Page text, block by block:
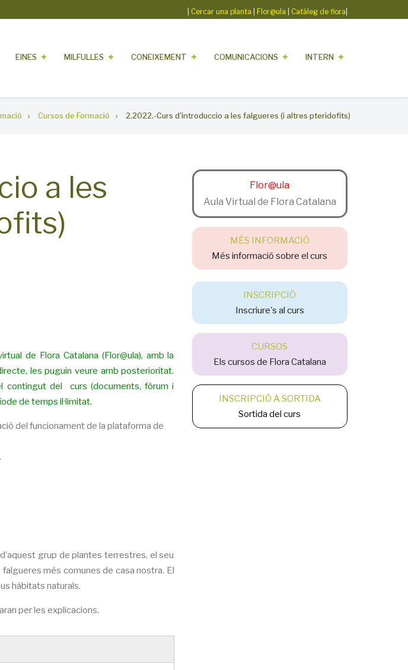
Cercar una planta Flor@ula Catàleg de flora
EINES MILFULLES CONEIXEMENT COMUNICACIONS INTERN
Cursos de Formació 2.2022.-Curs d'introduccio a les falgueres (i altres pteridofits)
a les
de Flora Catalana (Flor@ula), amb la
les puguin veure amb posterioritat.
contingut del curs (documents, fòrum i
de temps il·limitat.
del funcionament de la plataforma de
grup de plantes terrestres, el seu
més comunes de casa nostra. El
hàbitats naturals.
per les explicacions.
Flor@ula
Aula Virtual de Flora Catalana
MÉS INFORMACIÓ
Més informació sobre el curs
INSCRIPCIÓ
Inscriure's al curs
CURSOS
Els cursos de Flora Catalana
INSCRIPCIÓ A SORTIDA
Sortida del curs